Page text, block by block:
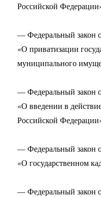
Российской
— Федеральный закон
«О приватизации
муниципального
— Федеральный закон
«О введении в
Российской
— Федеральный закон
«О государственном
— Федеральный закон